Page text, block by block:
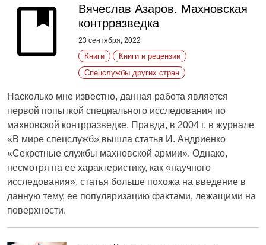
Вячеслав Азаров. Махновская
контрразведка
23 сентября, 2022
Книги
Книги и рецензии
Спецслужбы других стран
Насколько мне известно, данная работа является
первой попыткой специального исследования по
махновской контрразведке. Правда, в 2004 г. в журнале
«В мире спецслужб» вышла статья И. Андриенко
«Секретные службы махновской армии». Однако,
несмотря на ее характеристику, как «научного
исследования», статья больше похожа на введение в
данную тему, ее популяризацию фактами, лежащими на
поверхности.